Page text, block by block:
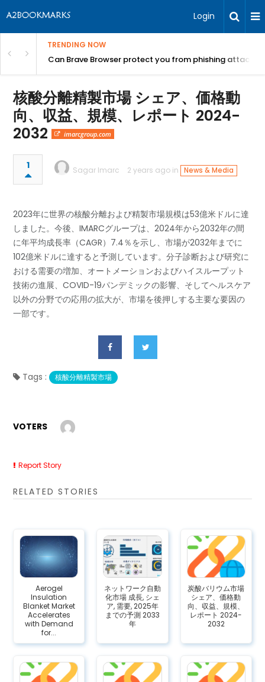
Login
TRENDING NOW
Can Brave Browser protect you from phishing attacks?
核酸分離精製市場 シェア、価格動
向、収益、規模、レポート 2024-
2032
imarcgroup.com
1 Sagar Imarc 2 years ago in News & Media
2023年に世界の核酸分離および精製市場規模は53億米ドルに達
しました。今後、IMARCグループは、2024年から2032年の間
に年平均成長率（CAGR）7.4％を示し、市場が2032年までに
102億米ドルに達すると予測しています。分子診断および研究に
おける需要の増加、オートメーションおよびハイスループット
技術の進展、COVID-19パンデミックの影響、そしてヘルスケア
以外の分野での応用の拡大が、市場を後押しする主要な要因の
一部です。
Tags : 核酸分離精製市場
VOTERS
Report Story
RELATED STORIES
Aerogel
Insulation
Blanket Market
Accelerates
with Demand
for...
ネットワーク自動
化市場 成長, シェ
ア, 需要, 2025年
までの予測 2033
年
炭酸バリウム市場
シェア、価格動
向、収益、規模、
レポート 2024-
2032